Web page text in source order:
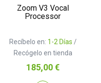
Zoom V3 Vocal
Processor
Recíbelo en: 1-2 Días /
Recógelo en tienda
Precio
185,00 €